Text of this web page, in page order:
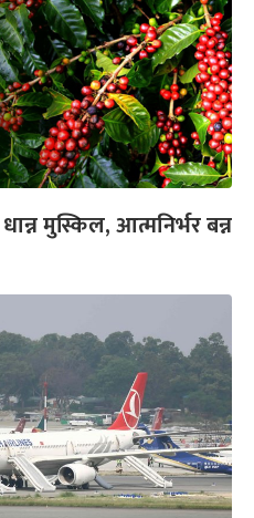
मुस्किल, आत्मनिर्भर बन्न